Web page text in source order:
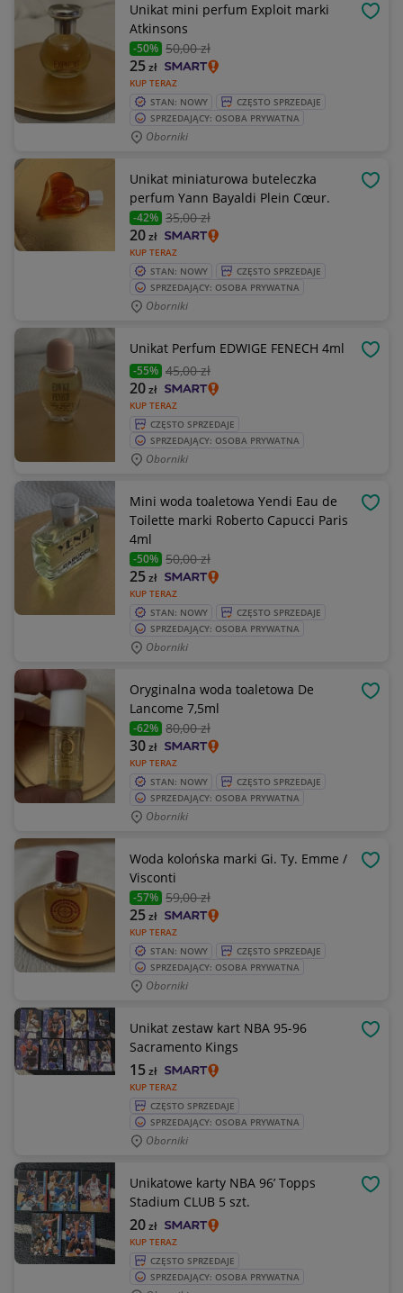
Unikat mini perfum Exploit marki
Atkinsons
-50% 50,00 zł
KUP TERAZ
25zł
STAN: NOWY
CZĘSTO SPRZEDAJE
SPRZEDAJĄCY: OSOBA PRYWATNA
Oborniki
Unikat miniaturowa buteleczka
perfum Yann Bayaldi Plein Cœur.
-42% 35,00 zł
KUP TERAZ
20zł
STAN: NOWY
CZĘSTO SPRZEDAJE
SPRZEDAJĄCY: OSOBA PRYWATNA
Oborniki
Unikat Perfum EDWIGE FENECH 4ml
-55% 45,00 zł
KUP TERAZ
20zł
CZĘSTO SPRZEDAJE
SPRZEDAJĄCY: OSOBA PRYWATNA
Oborniki
Mini woda toaletowa Yendi Eau de
Toilette marki Roberto Capucci Paris
4ml
-50% 50,00 zł
KUP TERAZ
25zł
STAN: NOWY
CZĘSTO SPRZEDAJE
SPRZEDAJĄCY: OSOBA PRYWATNA
Oborniki
Oryginalna woda toaletowa De
Lancome 7,5ml
-62% 80,00 zł
KUP TERAZ
30zł
STAN: NOWY
CZĘSTO SPRZEDAJE
SPRZEDAJĄCY: OSOBA PRYWATNA
Oborniki
Woda kolońska marki Gi. Ty. Emme /
Visconti
-57% 59,00 zł
KUP TERAZ
25zł
STAN: NOWY
CZĘSTO SPRZEDAJE
SPRZEDAJĄCY: OSOBA PRYWATNA
Oborniki
Unikat zestaw kart NBA 95-96
Sacramento Kings
KUP TERAZ
15zł
CZĘSTO SPRZEDAJE
SPRZEDAJĄCY: OSOBA PRYWATNA
Oborniki
Unikatowe karty NBA 96’ Topps
Stadium CLUB 5 szt.
KUP TERAZ
20zł
CZĘSTO SPRZEDAJE
SPRZEDAJĄCY: OSOBA PRYWATNA